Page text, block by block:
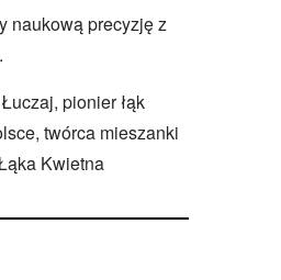
naukową precyzję z
pionier łąk
twórca mieszanki
Kwietna